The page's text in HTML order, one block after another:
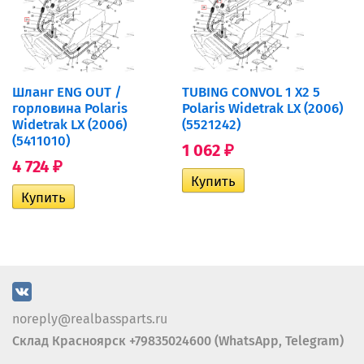
Шланг ENG OUT /
горловина Polaris
Widetrak LX (2006)
(5411010)
4 724 ₽
TUBING CONVOL 1 X2 5
Polaris Widetrak LX (2006)
(5521242)
1 062 ₽
noreply@realbassparts.ru
Склад Красноярск +79835024600 (WhatsApp, Telegram)